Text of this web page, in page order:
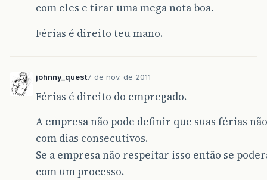
com eles e tirar uma mega nota boa.
Férias é direito teu mano.
johnny_quest7 de nov. de 2011
Férias é direito do empregado.
A empresa não pode definir que suas férias
com dias consecutivos.
Se a empresa não respeitar isso então se
com um processo.